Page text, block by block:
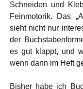
Schneiden und
Feinmotorik. Das
sieht nicht nur
der
es gut klappt, und
wenn dann im Heft
Bisher habe ich